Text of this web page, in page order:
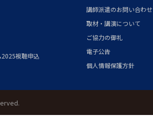
視聴申込
講師派遣のお問い合わせ
取材・講演について
ご協力の御礼
電子公告
個人情報保護方針